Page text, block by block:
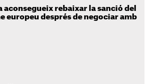
aconsegueix rebaixar la sanció del
europeu després de negociar amb